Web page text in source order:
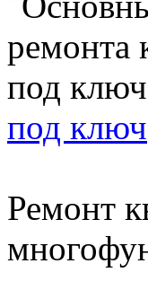
под ключ
Ремонт